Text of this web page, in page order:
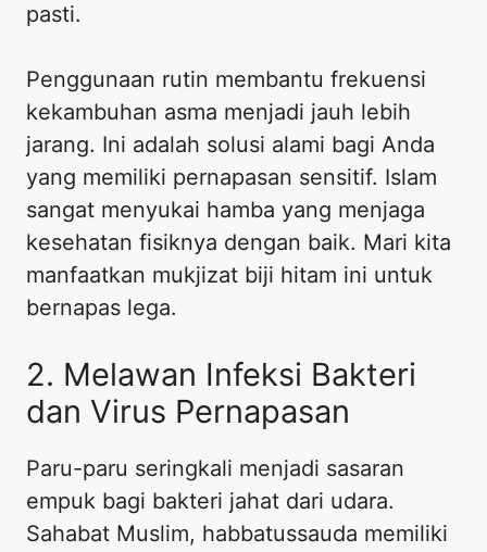
pasti.
Penggunaan rutin membantu frekuensi
kekambuhan asma menjadi jauh lebih
jarang. Ini adalah solusi alami bagi Anda
yang memiliki pernapasan sensitif. Islam
sangat menyukai hamba yang menjaga
kesehatan fisiknya dengan baik. Mari kita
manfaatkan mukjizat biji hitam ini untuk
bernapas lega.
2. Melawan Infeksi Bakteri
dan Virus Pernapasan
Paru-paru seringkali menjadi sasaran
empuk bagi bakteri jahat dari udara.
Sahabat Muslim, habbatussauda memiliki